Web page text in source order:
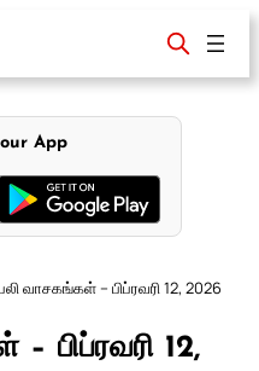
App
வாசகங்கள் – பிப்ரவரி 12, 2026
– பிப்ரவரி 12,